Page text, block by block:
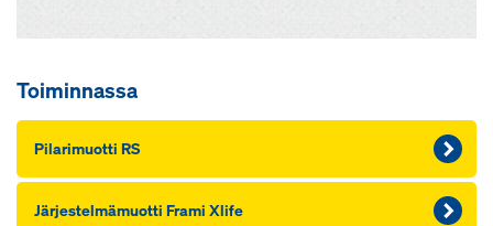
Toiminnassa
Pi­la­ri­muot­ti RS
Jär­jes­tel­mä­muot­ti Frami Xlife